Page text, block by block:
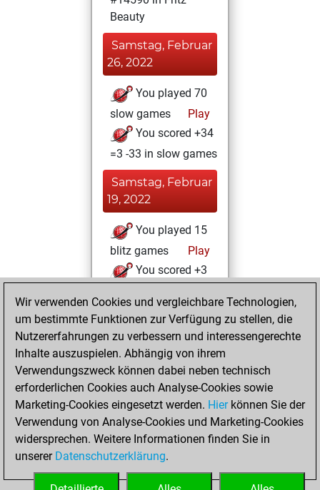
Beauty
Samstag, Februar
26, 2022
You played 70
slow games
Play
You scored +34
=3 -33 in slow games
Samstag, Februar
19, 2022
You played 15
blitz games
Play
You scored +3
Mittwoch,
Dezember 8, 2021
You achieved a
BeautyScore of 10
Fritz
You
achieved a new Elo
of 1589
You created
your Fritz account
Wir verwenden Cookies und vergleichbare Technologien,
um bestimmte Funktionen zur Verfügung zu stellen, die
Nutzererfahrungen zu verbessern und interessengerechte
Inhalte auszuspielen. Abhängig von ihrem
Verwendungszweck können dabei neben technisch
erforderlichen Cookies auch Analyse-Cookies sowie
Marketing-Cookies eingesetzt werden. Hierkönnen Sie der
Verwendung von Analyse-Cookies und Marketing-Cookies
widersprechen. Weitere Informationen finden Sie in
unserer Datenschutzerklärung.